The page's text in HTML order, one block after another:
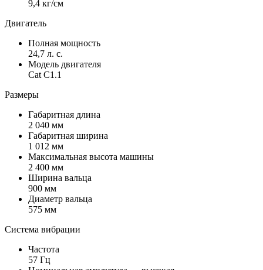
9,4 кг/см
Двигатель
Полная мощность
24,7 л. с.
Модель двигателя
Cat C1.1
Размеры
Габаритная длина
2 040 мм
Габаритная ширина
1 012 мм
Максимальная высота машины
2 400 мм
Ширина вальца
900 мм
Диаметр вальца
575 мм
Система вибрации
Частота
57 Гц